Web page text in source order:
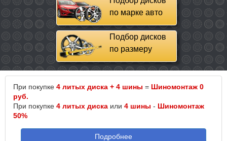
по марке авто
Подбор дисков
по размеру
При покупке 4 литых диска + 4 шины = Шиномонтаж 0
руб.
При покупке 4 литых диска или 4 шины - Шиномонтаж
50%
Подробнее